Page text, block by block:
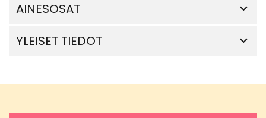
AINESOSAT
YLEISET TIEDOT